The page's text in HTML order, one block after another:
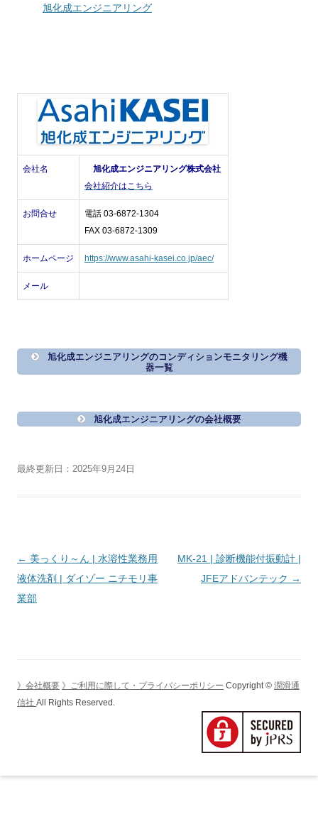
旭化成エンジニアリング
会社名
旭化成エンジニアリング株式会社
会社紹介はこちら
お問合せ
電話 03-6872-1304
FAX 03-6872-1309
ホームページ https://www.asahi-kasei.co.jp/aec/
メール
旭化成エンジニアリングのコンディションモニタリング機
器一覧
旭化成エンジニアリングの会社概要
最終更新日：2025年9月24日
投
稿
ナ
ョ
← 美っくり～ん | 水溶性業務用
液体洗剤 | ダイゾー ニチモリ事
業部
MK-21 | 診断機能付振動計 |
JFEアドバンテック →
》会社概要 》ご利用に際して・プライバシーポリシー Copyright © 潤滑通
信社 All Rights Reserved.